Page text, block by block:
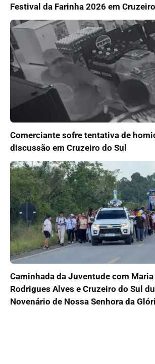
Festival da Farinha 2026 em
Comerciante sofre tentativa de
discussão em Cruzeiro do Sul
Caminhada da Juventude com
Rodrigues Alves e Cruzeiro do Sul
Novenário de Nossa Senhora da